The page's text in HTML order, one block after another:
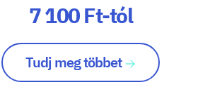
7 100 Ft-tól
Tudj meg többet